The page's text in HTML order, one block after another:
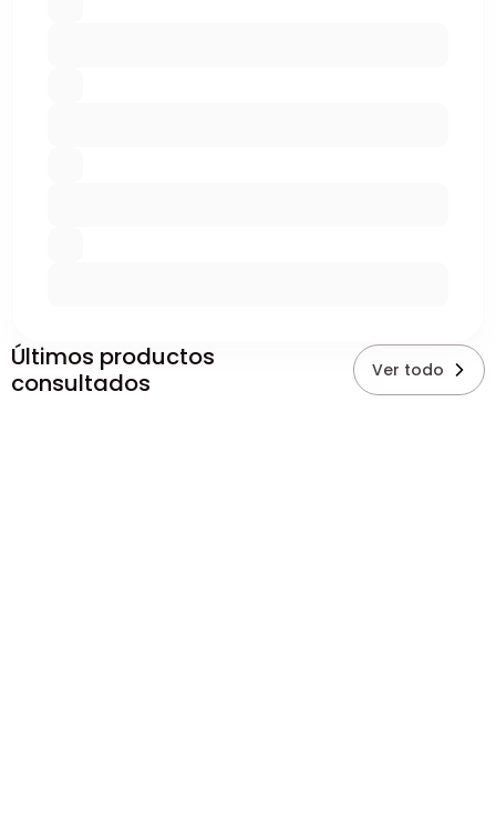
Últimos productos
consultados
Ver todo